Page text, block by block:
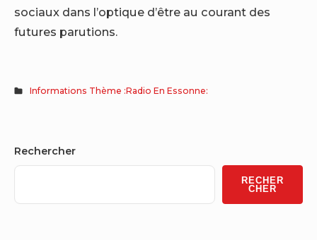
sociaux dans l’optique d’être au courant des
futures parutions.
Informations Thème :Radio En Essonne:
Sidebar
Widget
Area
Rechercher
RECHER
CHER